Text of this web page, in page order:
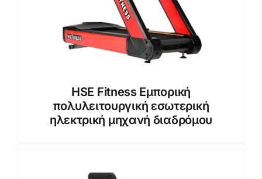
HSE Fitness Εμπορική
πολυλειτουργική εσωτερική
ηλεκτρική μηχανή διαδρόμου